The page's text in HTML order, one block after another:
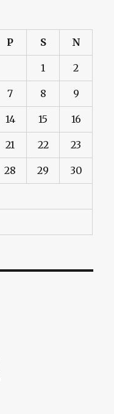
P S N
1 2
7 8 9
14 15 16
21 22 23
28 29 30